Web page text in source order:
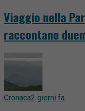
Viaggio nella
raccontano
Cronaca2 giorni fa